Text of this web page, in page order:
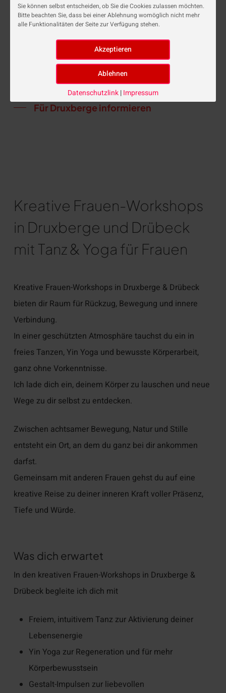
beginnen!
Kleine Galerie Druxberge
Termine demnächst
Ein Tag für dich mit Tanz, Yoga und Stille.
Für Druxberge informieren
Kreative Frauen-Workshops
in Druxberge und Drübeck
mit Tanz & Yoga für Frauen
Kreative Frauen-Workshops in Druxberge & Drübeck
bieten dir Raum für Rückzug, Bewegung und innere
Verbindung.
In einer geschützten Atmosphäre tauchst du ein in
freies Tanzen, Yin Yoga und bewusste Körperarbeit,
ganz ohne Vorkenntnisse.
Ich lade dich ein, deinem Körper zu lauschen und neue
Wege zu dir selbst zu entdecken.
Zwischen achtsamer Bewegung, Natur und Stille
entsteht ein Ort, an dem du ganz bei dir ankommen
darfst.
Gemeinsam mit anderen Frauen gehst du auf eine
kreative Reise zu deiner inneren Kraft voller Präsenz,
Tiefe und Würde.
Was dich erwartet
In den kreativen Frauen-Workshops in Druxberge &
Drübeck begleite ich dich mit
Freiem, intuitivem Tanz zur Aktivierung deiner
Lebensenergie
Yin Yoga zur Regeneration und für mehr
Körperbewusstsein
Gestalt-Impulsen zur liebevollen
Sie können selbst entscheiden, ob Sie die Cookies zulassen möchten.
Bitte beachten Sie, dass bei einer Ablehnung womöglich nicht mehr
alle Funktionalitäten der Seite zur Verfügung stehen.
Datenschutzlink|Impressum